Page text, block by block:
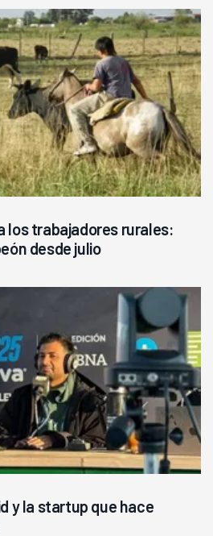
los trabajadores rurales:
desde julio
y la startup que hace